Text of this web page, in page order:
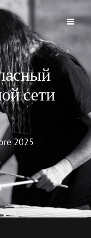
сети
2025